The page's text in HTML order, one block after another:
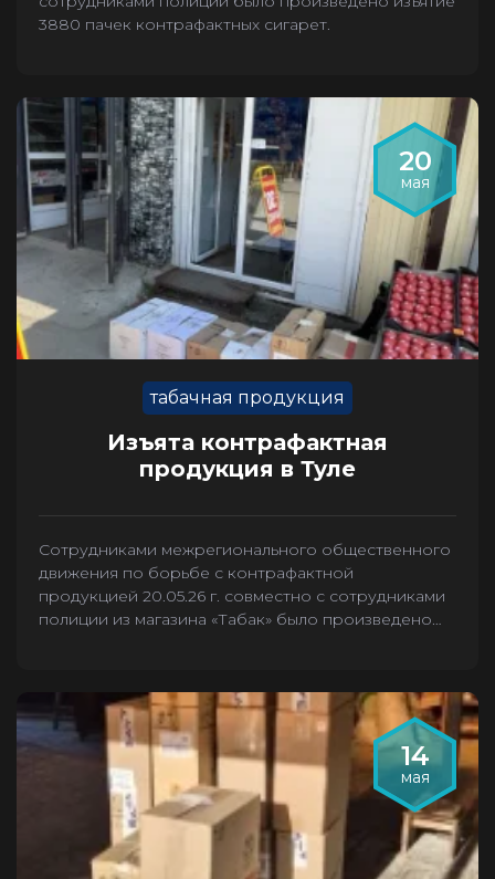
3880 пачек контрафактных сигарет.
20
мая
табачная продукция
Изъята контрафактная
продукция в Туле
Сотрудниками межрегионального общественного
движения по борьбе с контрафактной
продукцией 20.05.26 г. совместно с сотрудниками
полиции из магазина «Табак» было произведено
14
мая